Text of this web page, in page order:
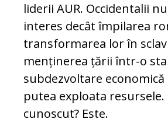
liderii AUR. Occidentalii
interes decât împilarea
transformarea lor în
menținerea țării într-o
subdezvoltare
putea exploata resursele.
cunoscut? Este.